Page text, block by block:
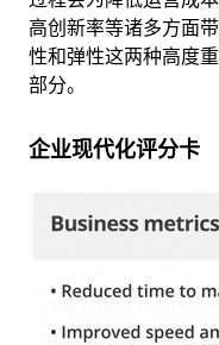
高创新率等诸多方面
性和弹性这两种高度
部分。
企业现代化评分卡